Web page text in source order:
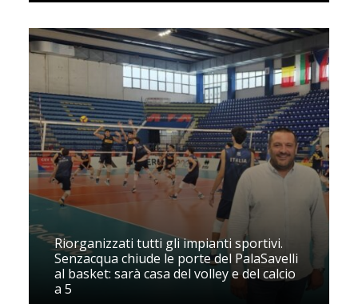
Riorganizzati tutti gli impianti sportivi.
Senzacqua chiude le porte del PalaSavelli
al basket: sarà casa del volley e del calcio
a 5